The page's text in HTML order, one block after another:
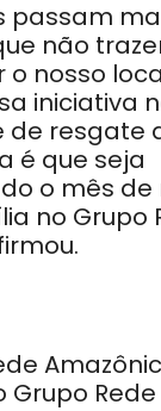
passam
não
nosso
iniciativa
de resgate
é que seja
o mês
no Grupo